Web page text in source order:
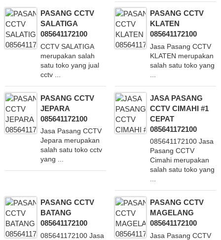
PASANG CCTV
SALATIGA
085641172100
CCTV SALATIGA
merupakan salah
satu toko yang jual
cctv ...
PASANG CCTV
KLATEN
085641172100
Jasa Pasang CCTV
KLATEN merupakan
salah satu toko yang
PASANG CCTV
JEPARA
085641172100
Jasa Pasang CCTV
Jepara merupakan
salah satu toko cctv
yang ...
JASA PASANG
CCTV CIMAHI #1
CEPAT
085641172100
085641172100 Jasa
Pasang CCTV
Cimahi merupakan
salah satu toko yang
...
PASANG CCTV
BATANG
085641172100
085641172100 Jasa
PASANG CCTV
MAGELANG
085641172100
Jasa Pasang CCTV